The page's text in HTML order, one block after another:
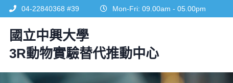
04-22840368 #39 Mon-Fri: 09.00am - 05.00pm
國立中興大學
3R動物實驗替代推動中心